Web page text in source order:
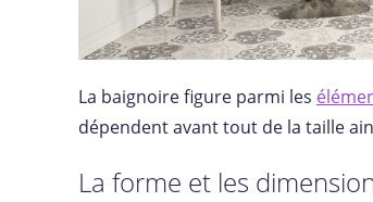
La baignoire figure parmi les
dépendent avant tout de la taille
La forme et les